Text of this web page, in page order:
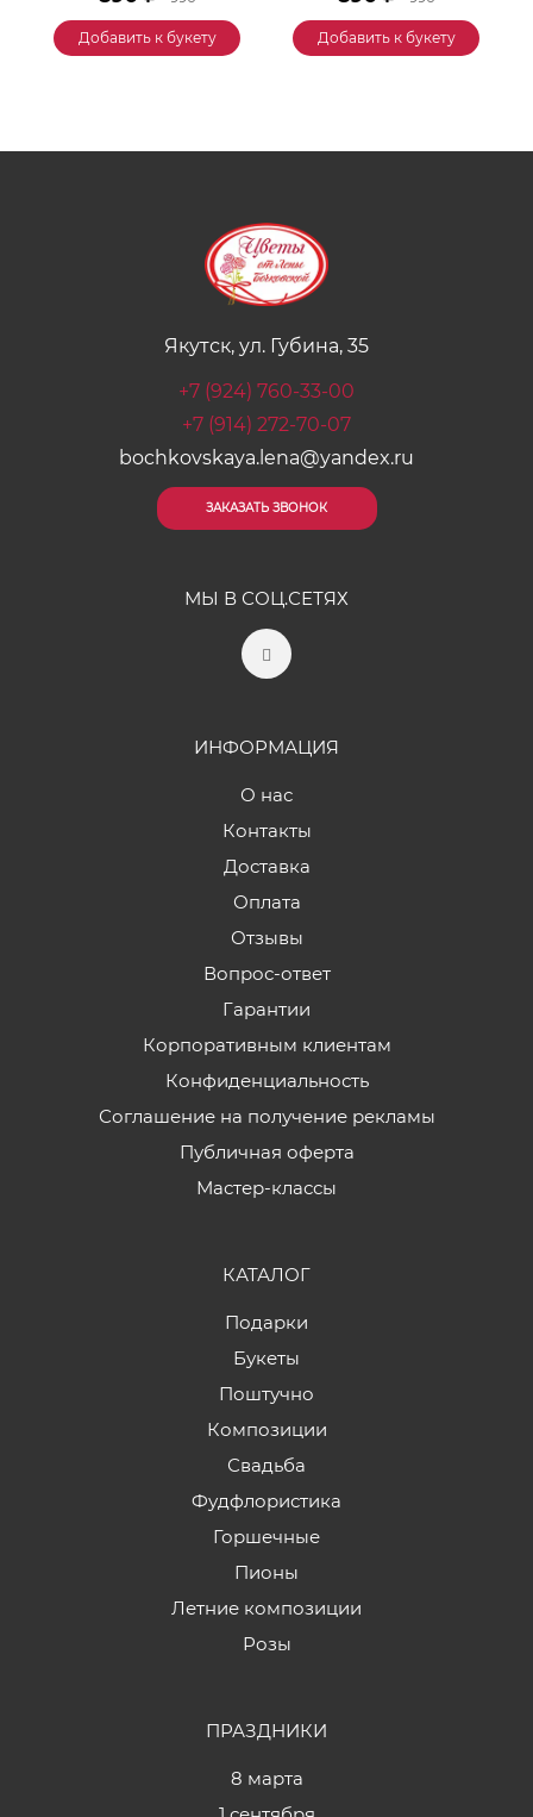
Добавить к букету Добавить к букету
Якутск, ул. Губина, 35
+7 (924) 760-33-00
+7 (914) 272-70-07
bochkovskaya.lena@yandex.ru
ЗАКАЗАТЬ ЗВОНОК
МЫ В СОЦ.СЕТЯХ
ИНФОРМАЦИЯ
О нас
Контакты
Доставка
Оплата
Отзывы
Вопрос-ответ
Гарантии
Корпоративным клиентам
Конфиденциальность
Соглашение на получение рекламы
Публичная оферта
Мастер-классы
КАТАЛОГ
Подарки
Букеты
Поштучно
Композиции
Свадьба
Фудфлористика
Горшечные
Пионы
Летние композиции
Розы
ПРАЗДНИКИ
8 марта